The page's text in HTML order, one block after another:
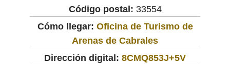
Código postal: 33554
Cómo llegar: Oficina de Turismo de
Arenas de Cabrales
Dirección digital: 8CMQ853J+5V